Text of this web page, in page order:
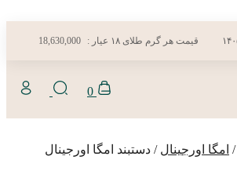
قیمت هر گرم طلای ۱۸ عیار : 18,630,000
0
/ امگا اورجینال / دستبند امگا اورجینال